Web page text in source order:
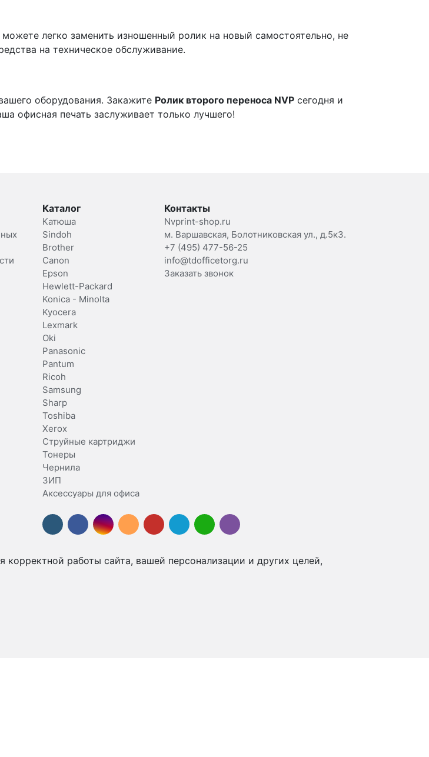
легко заменить изношенный ролик на новый самостоятельно, не
на техническое обслуживание.
оборудования. Закажите Ролик второго переноса NVP сегодня и
офисная печать заслуживает только лучшего!
Каталог
Катюша
Sindoh
Brother
Canon
Epson
Hewlett-Packard
Konica - Minolta
Kyocera
Lexmark
Oki
Panasonic
Pantum
Ricoh
Samsung
Sharp
Toshiba
Xerox
Струйные картриджи
Тонеры
Чернила
ЗИП
Аксессуары для офиса
Контакты
Nvprint-shop.ru
м. Варшавская, Болотниковская ул., д.5к3.
+7 (495) 477-56-25
info@tdofficetorg.ru
Заказать звонок
корректной работы сайта, вашей персонализации и других целей,